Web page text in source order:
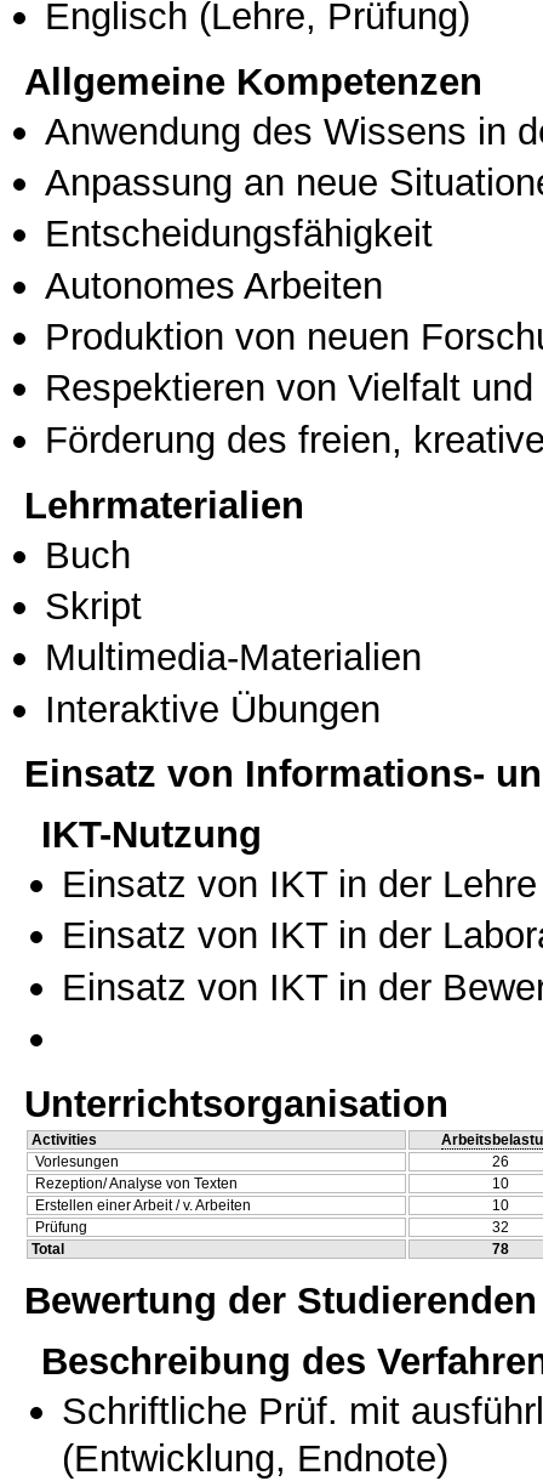
Englisch (Lehre, Prüfung)
Allgemeine Kompetenzen
Anwendung des Wissens in
Anpassung an neue
Entscheidungsfähigkeit
Autonomes Arbeiten
Produktion von neuen
Respektieren von Vielfalt
Förderung des freien,
Lehrmaterialien
Buch
Skript
Multimedia-Materialien
Interaktive Übungen
Einsatz von Informations-
IKT-Nutzung
Einsatz von IKT in der Lehre
Einsatz von IKT in der
Einsatz von IKT in der
Unterrichtsorganisation
Activities
Vorlesungen
26
Rezeption/ Analyse von Texten
10
Erstellen einer Arbeit / v. Arbeiten
10
Prüfung
32
Total
78
Bewertung der Studierenden
Beschreibung des
Schriftliche Prüf. mit
(Entwicklung, Endnote)